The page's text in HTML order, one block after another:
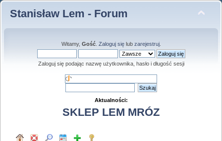
Stanisław Lem - Forum
Witamy, Gość. Zaloguj sięlub zarejestruj.
Zaloguj się podając nazwę użytkownika, hasło i długość sesji
Aktualności:
SKLEP LEM MRÓZ